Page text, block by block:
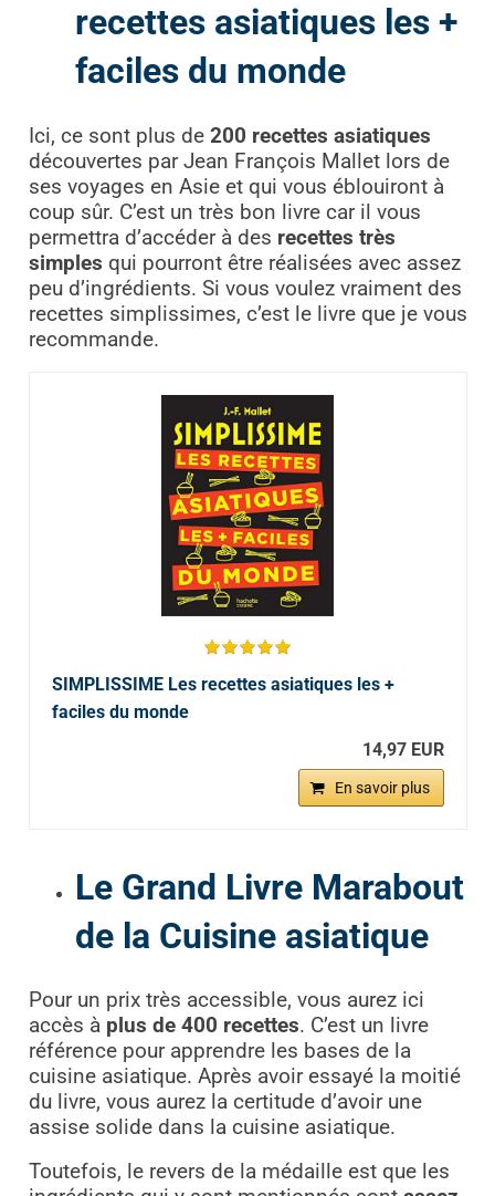
recettes asiatiques les +
faciles du monde
Ici, ce sont plus de 200 recettes asiatiques
découvertes par Jean François Mallet lors de
ses voyages en Asie et qui vous éblouiront à
coup sûr. C’est un très bon livre car il vous
permettra d’accéder à des recettes très
simples qui pourront être réalisées avec assez
peu d’ingrédients. Si vous voulez vraiment des
recettes simplissimes, c’est le livre que je vous
recommande.
SIMPLISSIME Les recettes asiatiques les +
faciles du monde
14,97 EUR
En savoir plus
Le Grand Livre Marabout
de la Cuisine asiatique
Pour un prix très accessible, vous aurez ici
accès à plus de 400 recettes. C’est un livre
référence pour apprendre les bases de la
cuisine asiatique. Après avoir essayé la moitié
du livre, vous aurez la certitude d’avoir une
assise solide dans la cuisine asiatique.
Toutefois, le revers de la médaille est que les